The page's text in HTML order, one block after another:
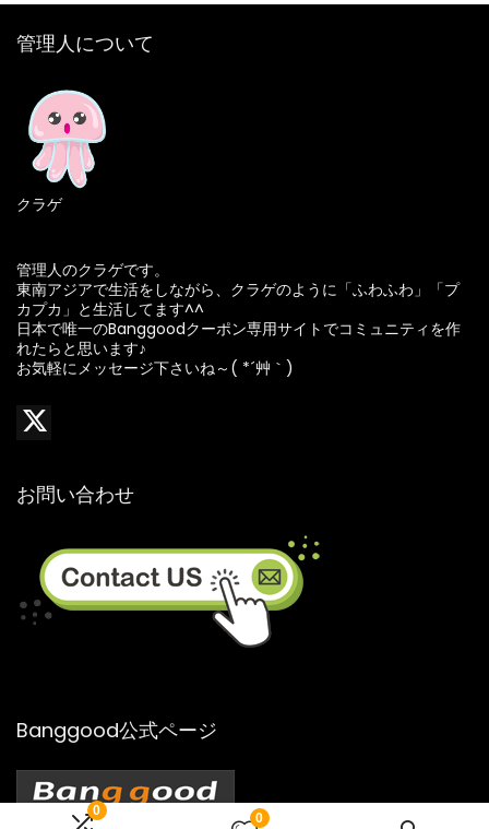
0
0
管理人について
クラゲ
管理人のクラゲです。
東南アジアで生活をしながら、クラゲのように「ふわふわ」「プ
カプカ」と生活してます^^
日本で唯一のBanggoodクーポン専用サイトでコミュニティを作
れたらと思います♪
お気軽にメッセージ下さいね～( *´艸｀)
お問い合わせ
Banggood公式ページ